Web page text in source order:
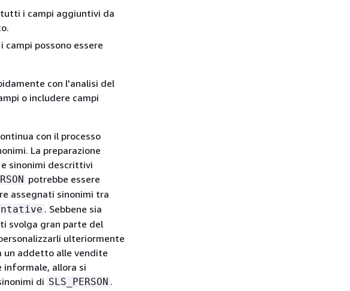
i campi aggiuntivi da
possono essere
con l'analisi del
o includere campi
con il processo
La preparazione
sinonimi descrittivi
potrebbe essere
assegnati sinonimi tra
. Sebbene sia
svolga gran parte del
ulteriormente
un addetto alle vendite
informale, allora si
di SLS_PERSON .